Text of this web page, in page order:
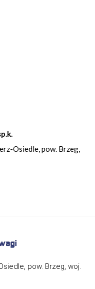
Osiedle, pow. Brzeg,
pow. Brzeg, woj.